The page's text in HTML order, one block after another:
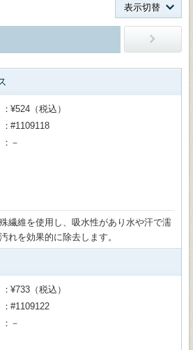
表示切替
¥524（税込）
#1109118
－
繊維を使用し、吸水性があり水や汗で濡
れを効果的に除去します。
¥733（税込）
#1109122
－